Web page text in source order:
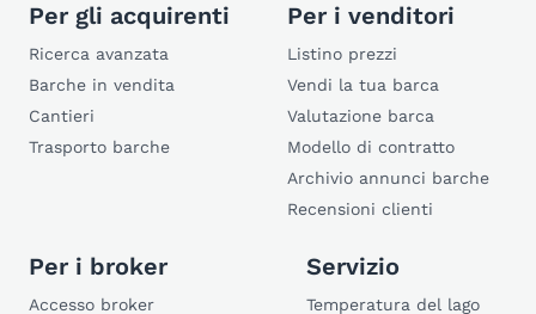
Per gli acquirenti
Ricerca avanzata
Barche in vendita
Cantieri
Trasporto barche
Per i venditori
Listino prezzi
Vendi la tua barca
Valutazione barca
Modello di contratto
Archivio annunci barche
Recensioni clienti
Per i broker
Accesso broker
Servizio
Temperatura del lago